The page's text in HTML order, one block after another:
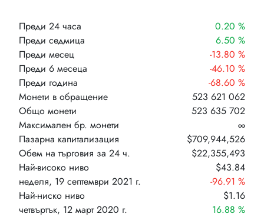
Преди 24 часа
0.20 %
Преди седмица
6.50 %
Преди месец
-13.80 %
Преди 6 месеца
-46.10 %
Преди година
-68.60 %
Монети в обращение
523 621 062
Общо монети
523 635 702
Максимален бр. монети
∞
Пазарна капитализация
$709,944,526
Обем на търговия за 24 ч.
$22,355,493
Най-високо ниво
неделя, 19 септември 2021 г.
$43.84
-96.91 %
Най-ниско ниво
четвъртък, 12 март 2020 г.
$1.16
16.88 %